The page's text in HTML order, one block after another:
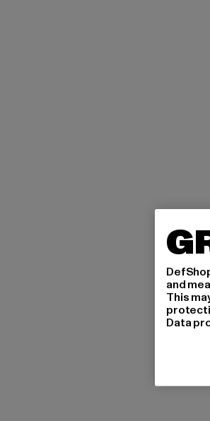
and
This
Data